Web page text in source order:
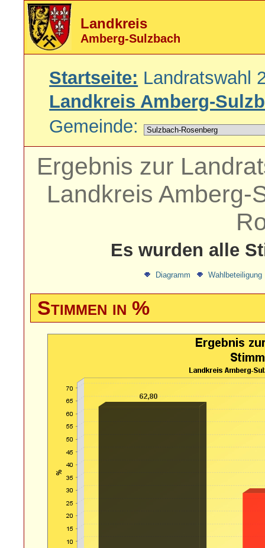
Landkreis
Amberg-Sulzbach
Startseite: Landratswahl
Landkreis Amberg-
Gemeinde:
Ergebnis zur
Landkreis Amberg-
Es wurden alle
Diagramm Wahlbeteiligung
Stimmen in %